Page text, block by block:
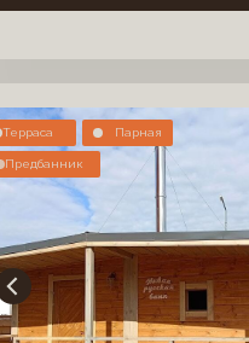
Терраса
Предбанник
Парная